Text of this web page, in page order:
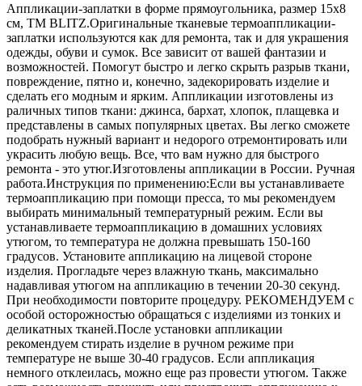
Аппликации-заплатки в форме прямоугольника, размер 15х8
см, ТМ BLITZ.Оригинальные тканевые термоаппликации-
заплатки используются как для ремонта, так и для украшения
одежды, обуви и сумок. Все зависит от вашей фантазии и
возможностей. Помогут быстро и легко скрыть разрыв ткани,
повреждение, пятно и, конечно, задекорировать изделие и
сделать его модным и ярким. Аппликации изготовлены из
раличных типов ткани: джинса, бархат, хлопок, плащевка и
представлены в самых популярных цветах. Вы легко сможете
подобрать нужный вариант и недорого отремонтировать или
украсить любую вещь. Все, что вам нужно для быстрого
ремонта - это утюг.Изготовлены аппликации в России. Ручная
работа.Инструкция по применению:Если вы устанавливаете
термоаппликацию при помощи пресса, то мы рекомендуем
выбирать минимальный температурный режим. Если вы
устанавливаете термоаппликацию в домашних условиях
утюгом, то температура не должна превышать 150-160
градусов. Установите аппликацию на лицевой стороне
изделия. Прогладьте через влажную ткань, максимально
надавливая утюгом на аппликацию в течении 20-30 секунд.
При необходимости повторите процедуру. РЕКОМЕНДУЕМ с
особой осторожностью обращаться с изделиями из тонких и
деликатных тканей.После установки аппликации
рекомендуем стирать изделие в ручном режиме при
температуре не выше 30-40 градусов. Если аппликация
немного отклеилась, можно еще раз провести утюгом. Также